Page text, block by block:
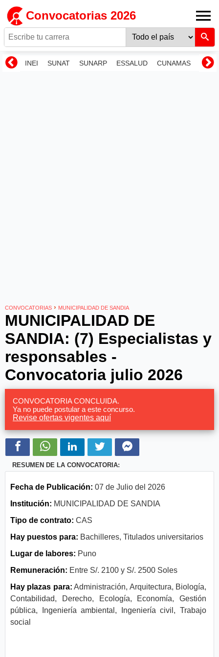
Convocatorias 2026
INEI SUNAT SUNARP ESSALUD CUNAMAS
CONVOCATORIAS › MUNICIPALIDAD DE SANDIA
MUNICIPALIDAD DE
SANDIA: (7) Especialistas y
responsables -
Convocatoria julio 2026
CONVOCATORIA CONCLUIDA.
Ya no puede postular a este concurso.
Revise ofertas vigentes aquí
RESUMEN DE LA CONVOCATORIA:
Fecha de Publicación: 07 de Julio del 2026
Institución: MUNICIPALIDAD DE SANDIA
Tipo de contrato: CAS
Hay puestos para: Bachilleres, Titulados universitarios
Lugar de labores: Puno
Remuneración: Entre S/. 2100 y S/. 2500 Soles
Hay plazas para: Administración, Arquitectura, Biología,
Contabilidad, Derecho, Ecología, Economía, Gestión
pública, Ingeniería ambiental, Ingeniería civil, Trabajo
social